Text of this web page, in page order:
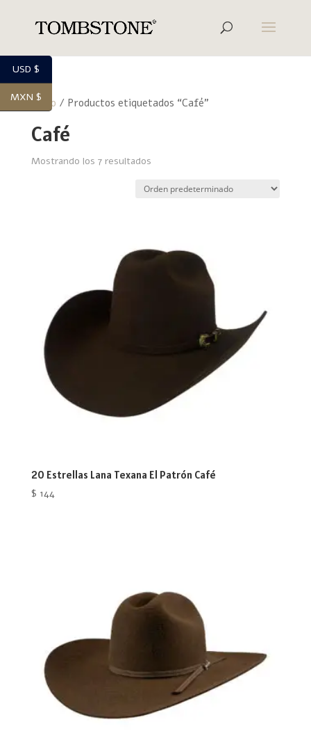
Inicio / Productos etiquetados “Café”
Café
Mostrando los 7 resultados
20 Estrellas Lana Texana El Patrón Café
$ 144
USD $
MXN $